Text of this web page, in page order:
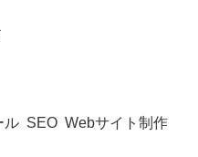
ル SEO Webサイト制作